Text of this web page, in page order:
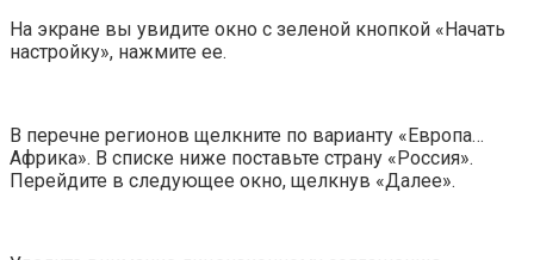
На экране вы увидите окно с зеленой кнопкой «Начать
настройку», нажмите ее.
В перечне регионов щелкните по варианту «Европа…
Африка». В списке ниже поставьте страну «Россия».
Перейдите в следующее окно, щелкнув «Далее».